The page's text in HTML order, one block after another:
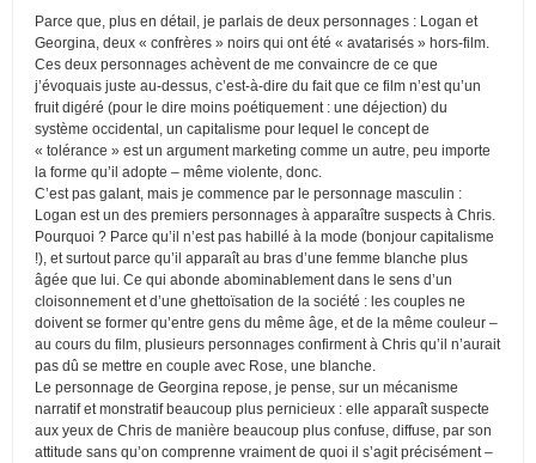
Parce que, plus en détail, je parlais de deux personnages : Logan et
Georgina, deux « confrères » noirs qui ont été « avatarisés » hors-film.
Ces deux personnages achèvent de me convaincre de ce que
j’évoquais juste au-dessus, c’est-à-dire du fait que ce film n’est qu’un
fruit digéré (pour le dire moins poétiquement : une déjection) du
système occidental, un capitalisme pour lequel le concept de
« tolérance » est un argument marketing comme un autre, peu importe
la forme qu’il adopte – même violente, donc.
C’est pas galant, mais je commence par le personnage masculin :
Logan est un des premiers personnages à apparaître suspects à Chris.
Pourquoi ? Parce qu’il n’est pas habillé à la mode (bonjour capitalisme
!), et surtout parce qu’il apparaît au bras d’une femme blanche plus
âgée que lui. Ce qui abonde abominablement dans le sens d’un
cloisonnement et d’une ghettoïsation de la société : les couples ne
doivent se former qu’entre gens du même âge, et de la même couleur –
au cours du film, plusieurs personnages confirment à Chris qu’il n’aurait
pas dû se mettre en couple avec Rose, une blanche.
Le personnage de Georgina repose, je pense, sur un mécanisme
narratif et monstratif beaucoup plus pernicieux : elle apparaît suspecte
aux yeux de Chris de manière beaucoup plus confuse, diffuse, par son
attitude sans qu’on comprenne vraiment de quoi il s’agit précisément –